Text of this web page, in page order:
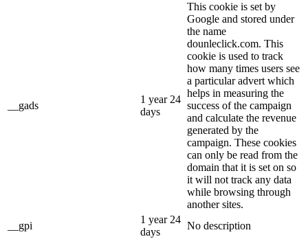
__gads
1 year 24
days
This cookie is set by
Google and stored under
the name
dounleclick.com. This
cookie is used to track
how many times users see
a particular advert which
helps in measuring the
success of the campaign
and calculate the revenue
generated by the
campaign. These cookies
can only be read from the
domain that it is set on so
it will not track any data
while browsing through
another sites.
__gpi
1 year 24
days
No description